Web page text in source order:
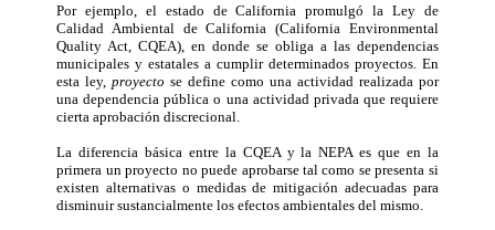
Por ejemplo, el estado de California promulgó la Ley de
Calidad Ambiental de California (California Environmental
Quality Act, CQEA), en donde se obliga a las dependencias
municipales y estatales a cumplir determinados proyectos. En
esta ley,proyecto se define como una actividad realizada por
una dependencia pública o una actividad privada que requiere
cierta aprobación discrecional.
La diferencia básica entre la CQEA y la NEPA es que en la
primera un proyecto no puede aprobarse tal como se presenta si
existen alternativas o medidas de mitigación adecuadas para
disminuir sustancialmente los efectos ambientales del mismo.